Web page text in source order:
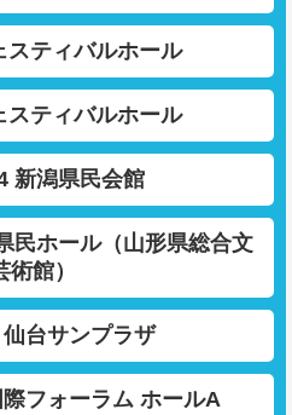
スティバルホール
スティバルホール
新潟県民会館
民ホール（山形県総合文
術館）
台サンプラザ
フォーラム ホールA